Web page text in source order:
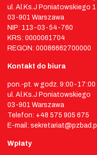
ul. Al.Ks.J Poniatowskiego 1
03-901 Warszawa
NIP: 113-03-54-760
KRS: 0000061704
REGON: 00086662700000
Kontakt do biura
pon.-pt. w godz. 9:00-17:00
ul. Al.Ks.J Poniatowskiego
03-901 Warszawa
Telefon: +48 575 905 675
E-mail: sekretariat@pzbad.pl
Wpłaty